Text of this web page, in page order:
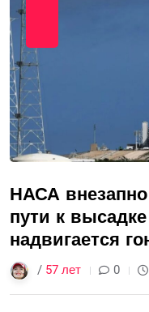
НАСА
пути к
надвигается
/ 57 лет 0